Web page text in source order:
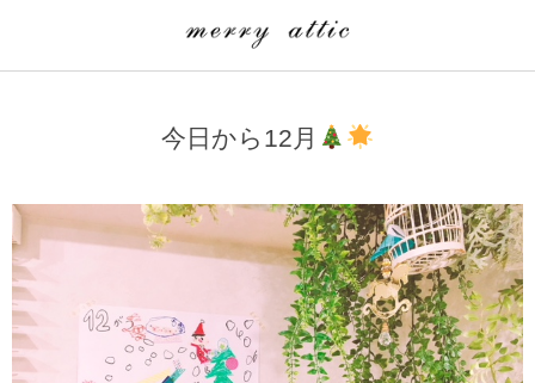
今日から12月
merry attic ミュージッククラス